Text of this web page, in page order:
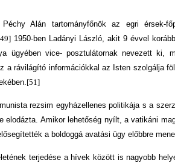
Alán tartományfőnök az egri érsek-
1950-ben Ladányi László, akit 9 évvel
ügyében vice- posztulátornak nevezett ki,
a rávilágító információkkal az Isten szolgálja
[51]
rezsim egyház­ellenes politikája s a
elodázta. Amikor lehetőség nyílt, a vatikáni
a boldoggá avatási ügy előbbre
terjedése a hívek között is nagyobb